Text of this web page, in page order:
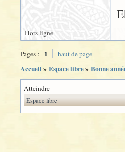
Hors ligne
Pages : 1 haut de page
Accueil» Espace libre» Bonne
Atteindre